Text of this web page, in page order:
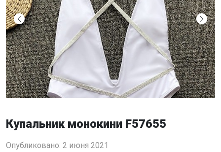
Купальник монокини F57655
Опубликовано: 2 июня 2021